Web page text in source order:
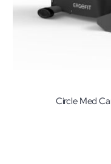
Circle Med